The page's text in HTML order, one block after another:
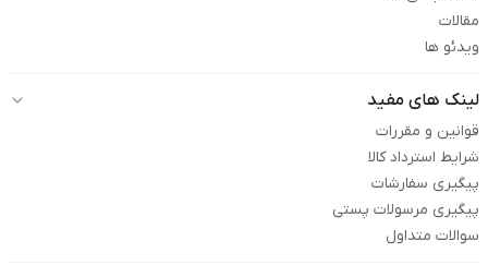
مقالات
ویدئو ها
لینک های مفید
قوانین و مقررات
شرایط استرداد کالا
پیگیری سفارشات
پیگیری مرسولات پستی
سوالات متداول